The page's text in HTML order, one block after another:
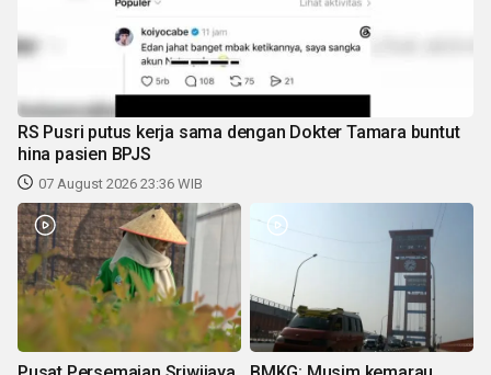
RS Pusri putus kerja sama dengan Dokter Tamara buntut
hina pasien BPJS
07 August 2026 23:36 WIB